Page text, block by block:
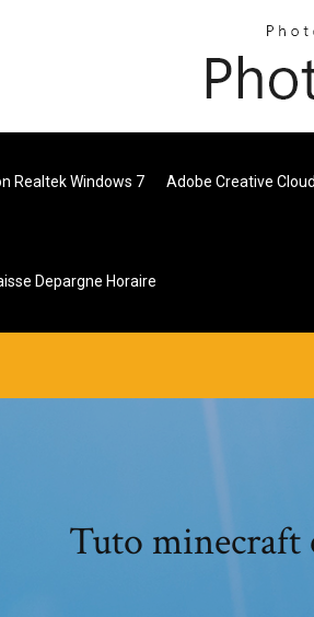
Realtek Windows 7 Adobe Creative
Depargne Horaire
Tuto minecraft